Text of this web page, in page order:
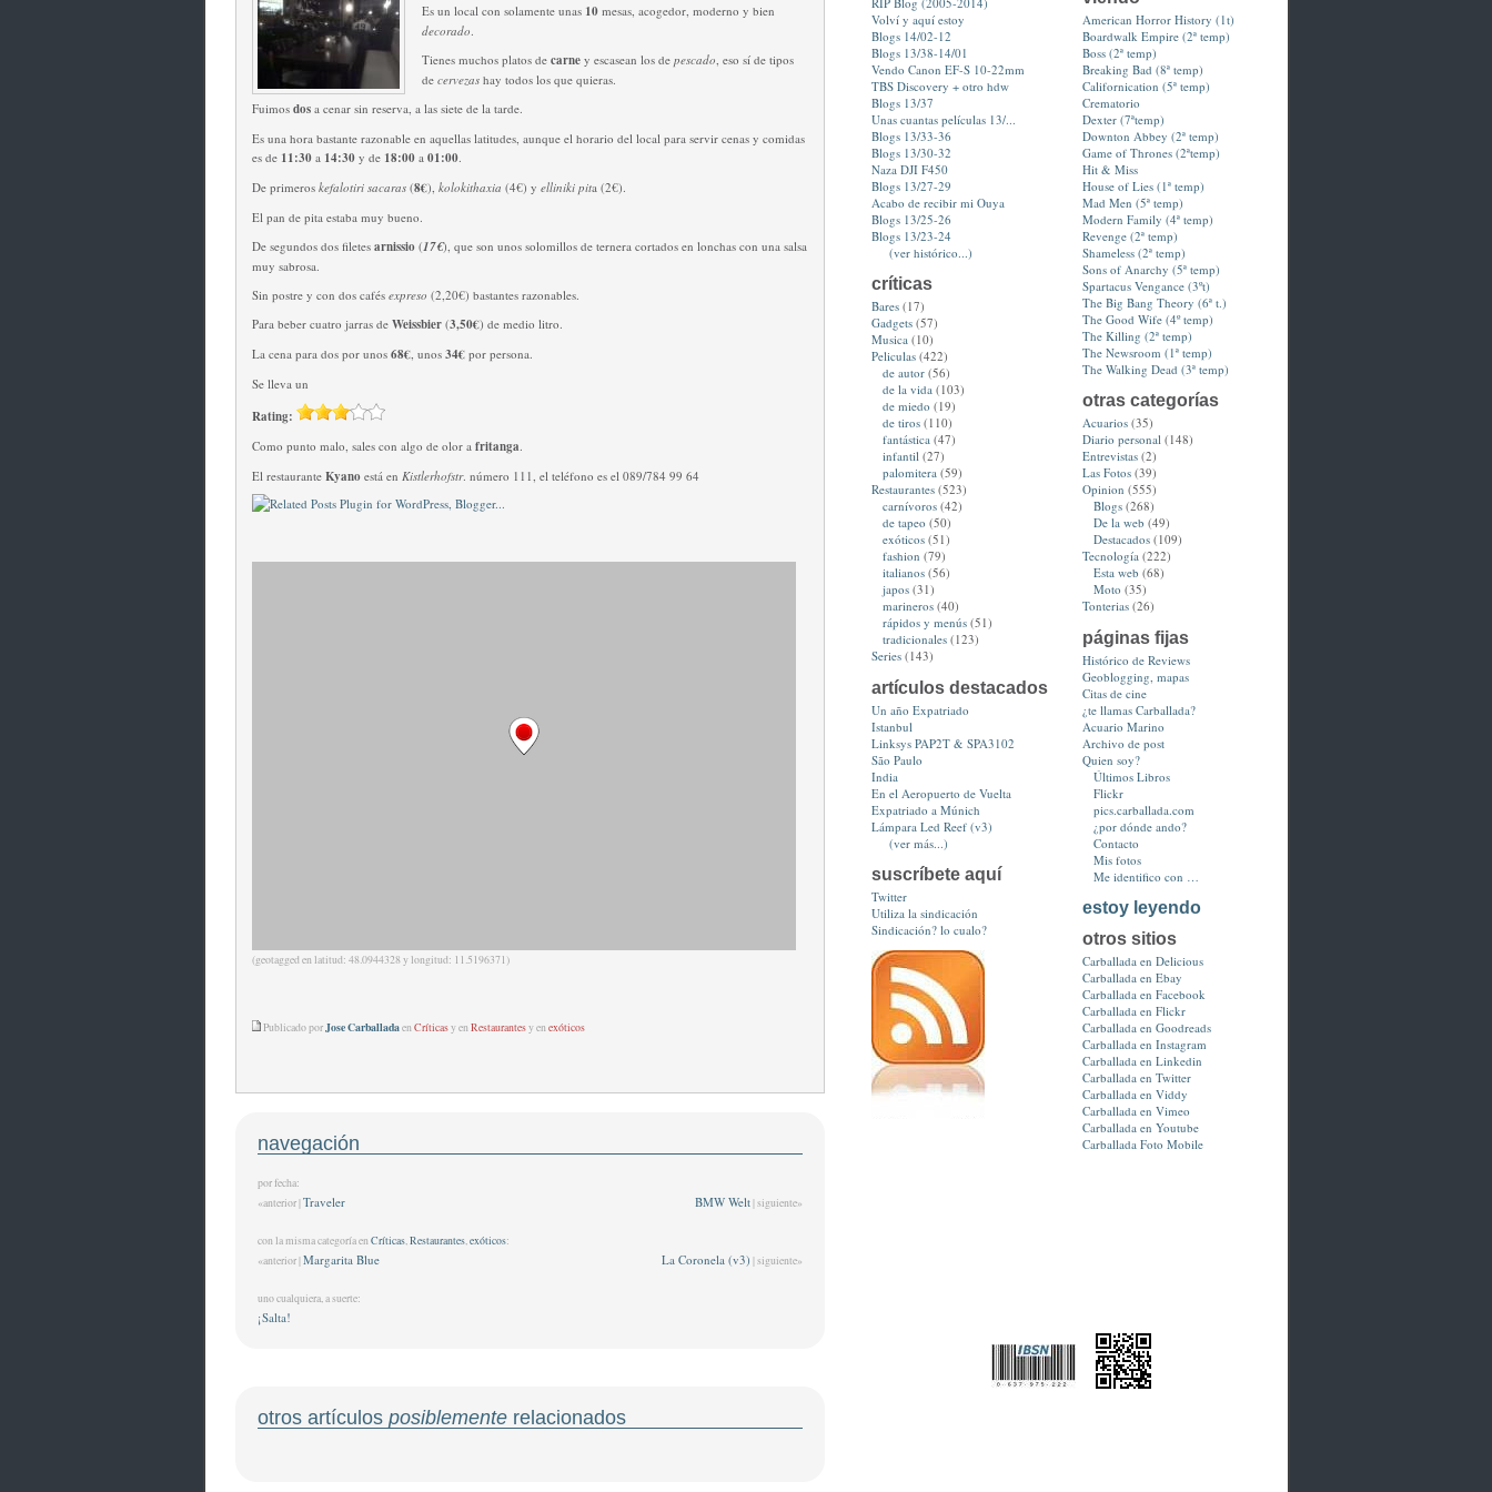
Es un local con solamente unas 10mesas, acogedor, moderno y bien
decorado.
Tienes muchos platos de carne y escasean los de pescado, eso sí de tipos
de cervezas hay todos los que quieras.
Fuimos dos a cenar sin reserva, a las siete de la tarde.
Es una hora bastante razonable en aquellas latitudes, aunque el horario del local para servir cenas y comidas
es de 11:30a 14:30y de 18:00a 01:00.
De primeros kefalotiri sacaras(8€), kolokithaxia (4€) y elliniki pita (2€).
El pan de pita estaba muy bueno.
De segundos dos filetes arnissio (17€), que son unos solomillos de ternera cortados en lonchas con una salsa
muy sabrosa.
Sin postre y con dos cafés expreso (2,20€) bastantes razonables.
Para beber cuatro jarras de Weissbier (3,50€) de medio litro.
La cena para dos por unos 68€, unos 34€ por persona.
Se lleva un
Rating:
Como punto malo, sales con algo de olor a fritanga.
El restaurante Kyano está en Kistlerhofstr. número 111, el teléfono es el 089/784 99 64
(geotagged en latitud: 48.0944328 y longitud: 11.5196371)
Publicado porJose CarballadaenCríticasy enRestaurantesy enexóticos
navegación
por fecha:
BMW Welt| siguiente»
«anterior |Traveler
con la misma categoría enCríticas,Restaurantes,exóticos:
La Coronela (v3) | siguiente»
«anterior |Margarita Blue
uno cualquiera, a suerte:
¡Salta!
otros artículos posiblementerelacionados
Volví y aquí estoy
Blogs 14/02-12
Blogs 13/38-14/01
Vendo Canon EF-S 10-22mm
TBS Discovery + otro hdw
Blogs 13/37
Unas cuantas películas 13/...
Blogs 13/33-36
Blogs 13/30-32
Naza DJI F450
Blogs 13/27-29
Acabo de recibir mi Ouya
Blogs 13/25-26
Blogs 13/23-24
(ver histórico...)
críticas
Bares(17)
Gadgets(57)
Musica(10)
Peliculas(422)
de autor(56)
de la vida(103)
de miedo (19)
de tiros(110)
fantástica(47)
infantil(27)
palomitera(59)
Restaurantes(523)
carnívoros(42)
de tapeo (50)
exóticos(51)
fashion (79)
italianos(56)
japos(31)
marineros(40)
rápidos y menús(51)
tradicionales(123)
Series(143)
artículos destacados
Un año Expatriado
Istanbul
Linksys PAP2T & SPA3102
São Paulo
India
En el Aeropuerto de Vuelta
Expatriado a Múnich
Lámpara Led Reef (v3)
(ver más...)
suscríbete aquí
Twitter
Utiliza la sindicación
Sindicación? lo cualo?
American Horror History (1t)
Boardwalk Empire (2ª temp)
Boss (2ª temp)
Breaking Bad (8ª temp)
Californication (5ª temp)
Crematorio
Dexter (7ªtemp)
Downton Abbey (2ª temp)
Game of Thrones (2ªtemp)
Hit & Miss
House of Lies (1ª temp)
Mad Men (5ª temp)
Modern Family (4ª temp)
Revenge (2ª temp)
Shameless (2ª temp)
Sons of Anarchy (5ª temp)
Spartacus Vengance (3ºt)
The Big Bang Theory (6ª t.)
The Good Wife (4º temp)
The Killing (2ª temp)
The Newsroom (1ª temp)
The Walking Dead (3ª temp)
otras categorías
Acuarios(35)
Diario personal(148)
Entrevistas(2)
Las Fotos(39)
Opinion (555)
Blogs(268)
De la web (49)
Destacados(109)
Tecnología(222)
Esta web (68)
Moto (35)
Tonterias(26)
páginas fijas
Histórico de Reviews
Geoblogging, mapas
Citas de cine
¿te llamas Carballada?
Acuario Marino
Archivo de post
Quien soy?
Últimos Libros
Flickr
pics.carballada.com
¿por dónde ando?
Contacto
Mis fotos
Me identifico con …
estoy leyendo
otros sitios
Carballada en Delicious
Carballada en Ebay
Carballada en Facebook
Carballada en Flickr
Carballada en Goodreads
Carballada en Instagram
Carballada en Linkedin
Carballada en Twitter
Carballada en Viddy
Carballada en Vimeo
Carballada en Youtube
Carballada Foto Mobile